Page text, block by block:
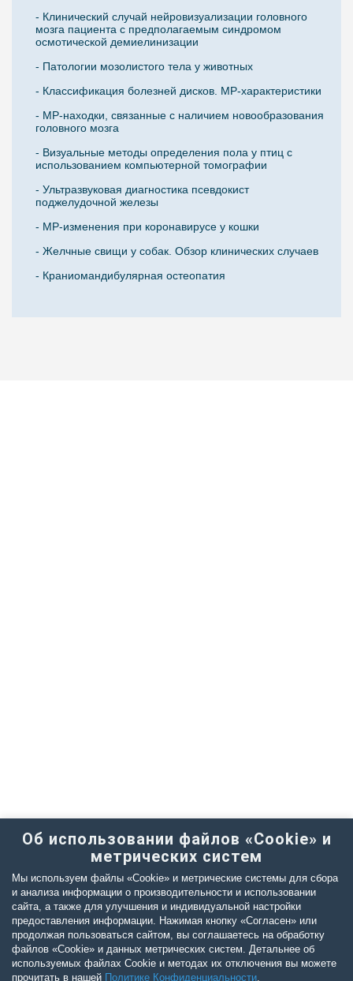
- Клинический случай нейровизуализации головного
мозга пациента с предполагаемым синдромом
осмотической демиелинизации
- Патологии мозолистого тела у животных
- Классификация болезней дисков. МР-характеристики
- МР-находки, связанные с наличием новообразования
головного мозга
- Визуальные методы определения пола у птиц с
использованием компьютерной томографии
- Ультразвуковая диагностика псевдокист
поджелудочной железы
- МР-изменения при коронавирусе у кошки
- Желчные свищи у собак. Обзор клинических случаев
- Краниомандибулярная остеопатия
Об использовании файлов «Cookie» и
метрических систем
Мы используем файлы «Cookie» и метрические системы для сбора
и анализа информации о производительности и использовании
сайта, а также для улучшения и индивидуальной настройки
предоставления информации. Нажимая кнопку «Согласен» или
продолжая пользоваться сайтом, вы соглашаетесь на обработку
файлов «Cookie» и данных метрических систем. Детальнее об
используемых файлах Cookie и методах их отключения вы можете
прочитать в нашей Политике Конфиденциальности.